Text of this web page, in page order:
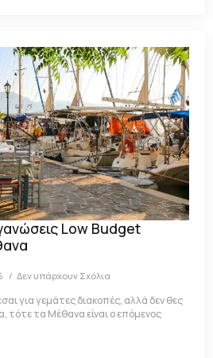
Low Budget
Δεν υπάρχουν Σχόλια
για γεμάτες διακοπές, αλλά δεν θες
τότε τα Μέθανα είναι ο επόμενος